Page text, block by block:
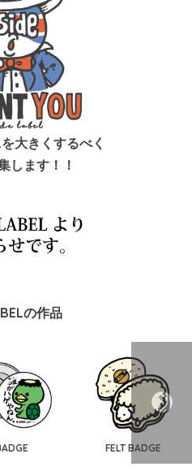
大きくするべく
します！！
の作品
FELT BADGE